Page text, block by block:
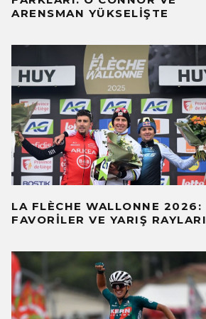
ARENSMAN YÜKSELIŞTE
LA FLÈCHE WALLONNE 2026:
FAVORILER VE YARIŞ RAYLARI